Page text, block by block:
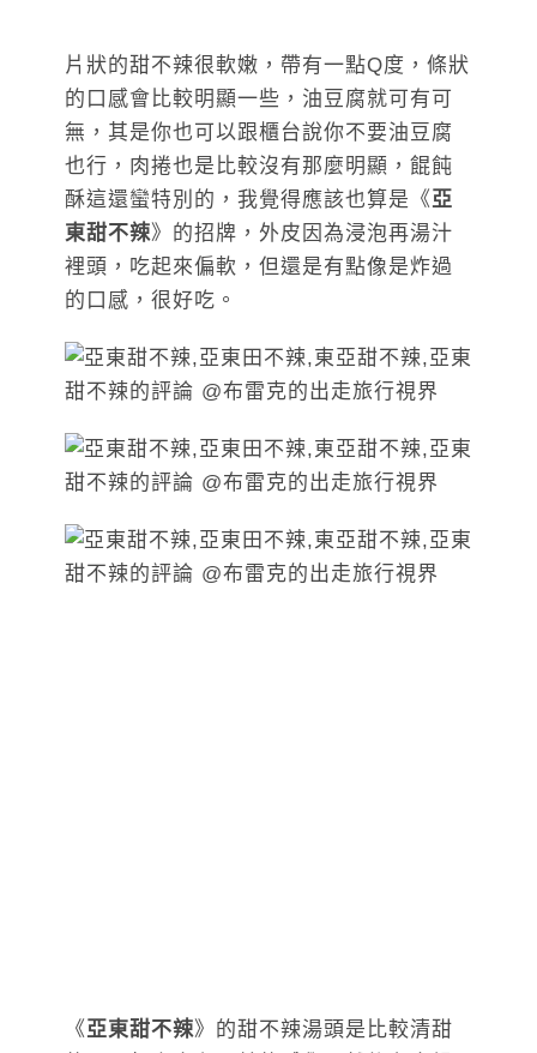
片狀的甜不辣很軟嫩，帶有一點Q度，條狀
的口感會比較明顯一些，油豆腐就可有可
無，其是你也可以跟櫃台說你不要油豆腐
也行，肉捲也是比較沒有那麼明顯，餛飩
酥這還蠻特別的，我覺得應該也算是《 亞
東甜不辣》的招牌，外皮因為浸泡再湯汁
裡頭，吃起來偏軟，但還是有點像是炸過
的口感，很好吃。
《 亞東甜不辣》的甜不辣湯頭是比較清甜